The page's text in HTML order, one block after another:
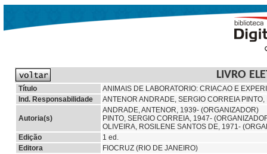
LIVRO
Título
ANIMAIS DE LABORATORIO: CRIACAO E
Ind. Responsabilidade
ANTENOR ANDRADE, SERGIO CORREIA
Autoria(s)
ANDRADE, ANTENOR, 1939- (ORGANIZADOR)
PINTO, SERGIO CORREIA, 1947-
OLIVEIRA, ROSILENE SANTOS DE, 1971-
Edição
1 ed.
Editora
FIOCRUZ (RIO DE JANEIRO)